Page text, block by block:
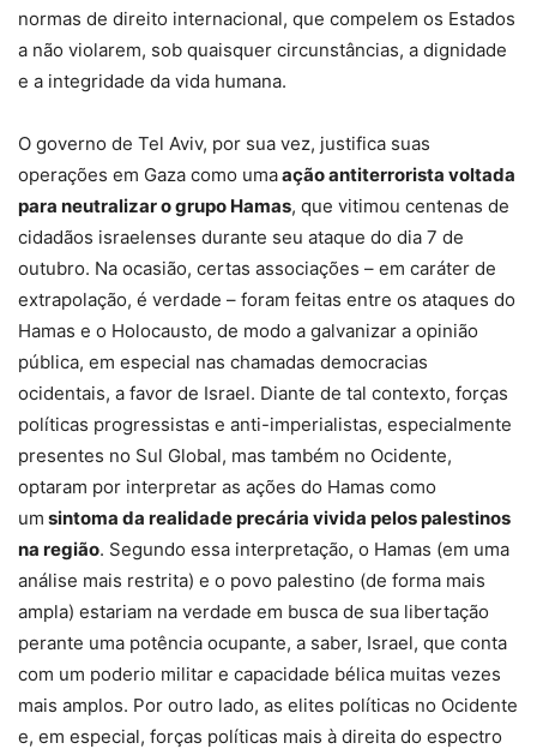
normas de direito internacional, que compelem os Estados
a não violarem, sob quaisquer circunstâncias, a dignidade
e a integridade da vida humana.
O governo de Tel Aviv, por sua vez, justifica suas
operações em Gaza como umaação antiterrorista voltada
para neutralizar o grupo Hamas, que vitimou centenas de
cidadãos israelenses durante seu ataque do dia 7 de
outubro. Na ocasião, certas associações – em caráter de
extrapolação, é verdade – foram feitas entre os ataques do
Hamas e o Holocausto, de modo a galvanizar a opinião
pública, em especial nas chamadas democracias
ocidentais, a favor de Israel. Diante de tal contexto, forças
políticas progressistas e anti-imperialistas, especialmente
presentes no Sul Global, mas também no Ocidente,
optaram por interpretar as ações do Hamas como
um sintoma da realidade precária vivida pelos palestinos
na região. Segundo essa interpretação, o Hamas (em uma
análise mais restrita) e o povo palestino (de forma mais
ampla) estariam na verdade em busca de sua libertação
perante uma potência ocupante, a saber, Israel, que conta
com um poderio militar e capacidade bélica muitas vezes
mais amplos. Por outro lado, as elites políticas no Ocidente
e, em especial, forças políticas mais à direita do espectro